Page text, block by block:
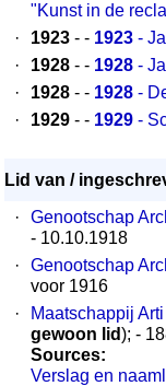
"Kunst in de
·
1923 - - 1923 -
·
1928 - - 1928 -
·
1928 - - 1928 -
·
1929 - - 1929 -
Lid van /
·
Genootschap
- 10.10.1918
·
Genootschap
voor 1916
·
Maatschappij
gewoon lid); -
Sources:
Verslag en